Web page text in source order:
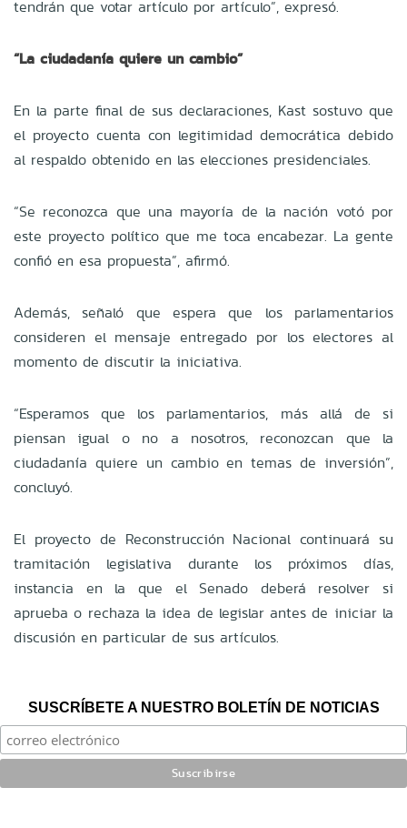
tendrán que votar artículo por artículo”, expresó.
“La ciudadanía quiere un cambio”
En la parte final de sus declaraciones, Kast sostuvo que
el proyecto cuenta con legitimidad democrática debido
al respaldo obtenido en las elecciones presidenciales.
“Se reconozca que una mayoría de la nación votó por
este proyecto político que me toca encabezar. La gente
confió en esa propuesta”, afirmó.
Además, señaló que espera que los parlamentarios
consideren el mensaje entregado por los electores al
momento de discutir la iniciativa.
“Esperamos que los parlamentarios, más allá de si
piensan igual o no a nosotros, reconozcan que la
ciudadanía quiere un cambio en temas de inversión”,
concluyó.
El proyecto de Reconstrucción Nacional continuará su
tramitación legislativa durante los próximos días,
instancia en la que el Senado deberá resolver si
aprueba o rechaza la idea de legislar antes de iniciar la
discusión en particular de sus artículos.
SUSCRÍBETE A NUESTRO BOLETÍN DE NOTICIAS